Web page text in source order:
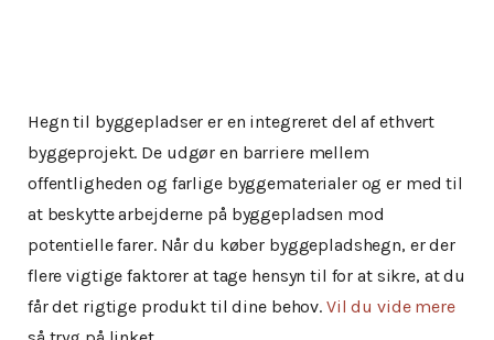
Hegn til byggepladser er en integreret del af ethvert
byggeprojekt. De udgør en barriere mellem
offentligheden og farlige byggematerialer og er med til
at beskytte arbejderne på byggepladsen mod
potentielle farer. Når du køber byggepladshegn, er der
flere vigtige faktorer at tage hensyn til for at sikre, at du
får det rigtige produkt til dine behov. Vil du vide mere